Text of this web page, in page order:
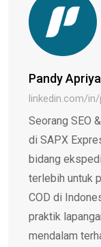
Pandy
linkedin.com/
Seorang SEO
di SAPX
bidang
terlebih untuk
COD di
praktik
mendalam